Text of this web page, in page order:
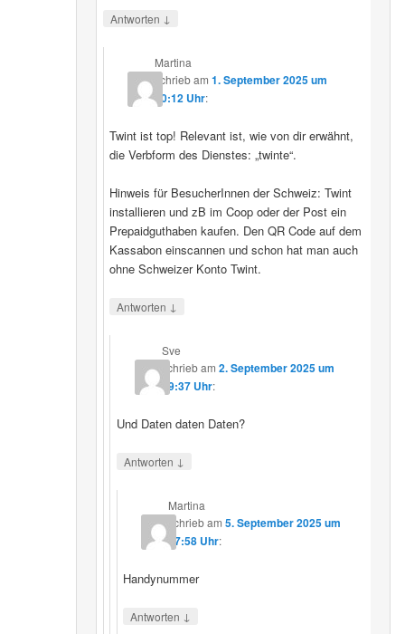
Antworten ↓
Martina
schriebam1. September 2025 um
20:12 Uhr:
Twint ist top! Relevant ist, wie von dir erwähnt,
die Verbform des Dienstes: „twinte“.
Hinweis für BesucherInnen der Schweiz: Twint
installieren und zB im Coop oder der Post ein
Prepaidguthaben kaufen. Den QR Code auf dem
Kassabon einscannen und schon hat man auch
ohne Schweizer Konto Twint.
Antworten ↓
Sve
schriebam 2. September 2025 um
19:37 Uhr:
Und Daten daten Daten?
Antworten ↓
Martina
schriebam5. September 2025 um
17:58 Uhr:
Handynummer
Antworten ↓